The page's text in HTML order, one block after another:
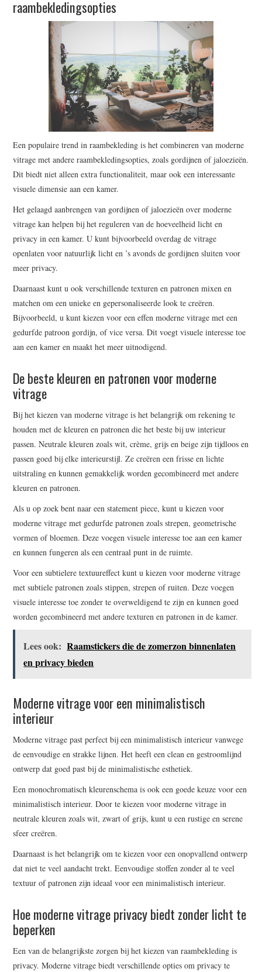
raambekledingsopties
Een populaire trend in raambekleding is het combineren van moderne
vitrage met andere raambekledingsopties, zoals gordijnen of jaloezieën.
Dit biedt niet alleen extra functionaliteit, maar ook een interessante
visuele dimensie aan een kamer.
Het gelaagd aanbrengen van gordijnen of jaloezieën over moderne
vitrage kan helpen bij het reguleren van de hoeveelheid licht en
privacy in een kamer. U kunt bijvoorbeeld overdag de vitrage
openlaten voor natuurlijk licht en ’s avonds de gordijnen sluiten voor
meer privacy.
Daarnaast kunt u ook verschillende texturen en patronen mixen en
matchen om een unieke en gepersonaliseerde look te creëren.
Bijvoorbeeld, u kunt kiezen voor een effen moderne vitrage met een
gedurfde patroon gordijn, of vice versa. Dit voegt visuele interesse toe
aan een kamer en maakt het meer uitnodigend.
De beste kleuren en patronen voor moderne
vitrage
Bij het kiezen van moderne vitrage is het belangrijk om rekening te
houden met de kleuren en patronen die het beste bij uw interieur
passen. Neutrale kleuren zoals wit, crème, grijs en beige zijn tijdloos en
passen goed bij elke interieurstijl. Ze creëren een frisse en lichte
uitstraling en kunnen gemakkelijk worden gecombineerd met andere
kleuren en patronen.
Als u op zoek bent naar een statement piece, kunt u kiezen voor
moderne vitrage met gedurfde patronen zoals strepen, geometrische
vormen of bloemen. Deze voegen visuele interesse toe aan een kamer
en kunnen fungeren als een centraal punt in de ruimte.
Voor een subtielere textuureffect kunt u kiezen voor moderne vitrage
met subtiele patronen zoals stippen, strepen of ruiten. Deze voegen
visuele interesse toe zonder te overweldigend te zijn en kunnen goed
worden gecombineerd met andere texturen en patronen in de kamer.
Lees ook: Raamstickers die de zomerzon binnenlaten
en privacy bieden
Moderne vitrage voor een minimalistisch
interieur
Moderne vitrage past perfect bij een minimalistisch interieur vanwege
de eenvoudige en strakke lijnen. Het heeft een clean en gestroomlijnd
ontwerp dat goed past bij de minimalistische esthetiek.
Een monochromatisch kleurenschema is ook een goede keuze voor een
minimalistisch interieur. Door te kiezen voor moderne vitrage in
neutrale kleuren zoals wit, zwart of grijs, kunt u een rustige en serene
sfeer creëren.
Daarnaast is het belangrijk om te kiezen voor een onopvallend ontwerp
dat niet te veel aandacht trekt. Eenvoudige stoffen zonder al te veel
textuur of patronen zijn ideaal voor een minimalistisch interieur.
Hoe moderne vitrage privacy biedt zonder licht te
beperken
Een van de belangrijkste zorgen bij het kiezen van raambekleding is
privacy. Moderne vitrage biedt verschillende opties om privacy te